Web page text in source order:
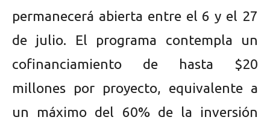
permanecerá abierta entre el 6 y el 27
de julio. El programa contempla un
cofinanciamiento de hasta $20
millones por proyecto, equivalente a
un máximo del 60% de la inversión